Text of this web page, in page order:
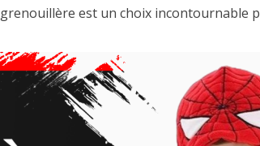
est un choix incontournable